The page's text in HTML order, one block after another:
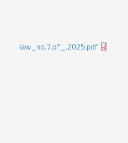
law_no.7.of_.2025.pdf